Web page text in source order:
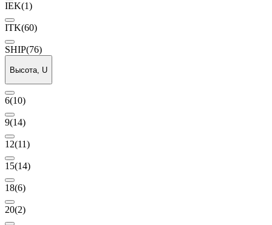
IEK(1)
ITK(60)
SHIP(76)
Высота, U
6(10)
9(14)
12(11)
15(14)
18(6)
20(2)